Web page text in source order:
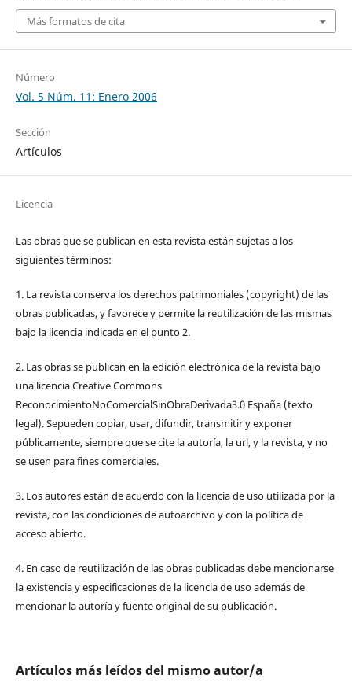
Más formatos de cita
Número
Vol. 5 Núm. 11: Enero 2006
Sección
Artículos
Licencia
Las obras que se publican en esta revista están sujetas a los
siguientes términos:
1. La revista conserva los derechos patrimoniales (copyright) de las
obras publicadas, y favorece y permite la reutilización de las mismas
bajo la licencia indicada en el punto 2.
2. Las obras se publican en la edición electrónica de la revista bajo
una licencia Creative Commons
ReconocimientoNoComercialSinObraDerivada3.0 España (texto
legal). Sepueden copiar, usar, difundir, transmitir y exponer
públicamente, siempre que se cite la autoría, la url, y la revista, y no
se usen para fines comerciales.
3. Los autores están de acuerdo con la licencia de uso utilizada por la
revista, con las condiciones de autoarchivo y con la política de
acceso abierto.
4. En caso de reutilización de las obras publicadas debe mencionarse
la existencia y especificaciones de la licencia de uso además de
mencionar la autoría y fuente original de su publicación.
Artículos más leídos del mismo autor/a